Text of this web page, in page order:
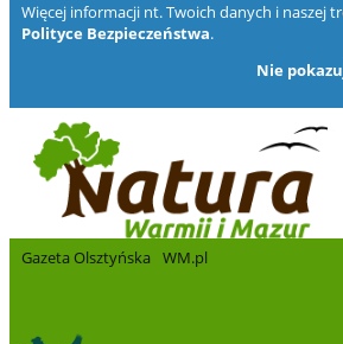
Więcej informacji nt. Twoich danych i naszej
Polityce Bezpieczeństwa.
Nie
Gazeta Olsztyńska WM.pl